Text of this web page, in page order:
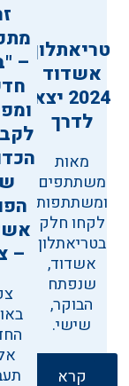
טריאתלון
אשדוד
2024 יצא
לדרך
מאות
משתתפים
ומשתתפות
לקחו חלק
בטריאתלון
אשדוד,
שנפתח
הבוקר,
שישי.
קרא
–
–